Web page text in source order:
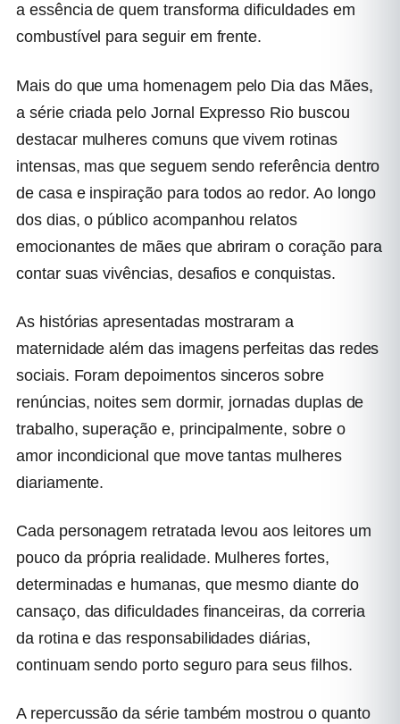
a essência de quem transforma dificuldades em
combustível para seguir em frente.
Mais do que uma homenagem pelo Dia das Mães,
a série criada pelo Jornal Expresso Rio buscou
destacar mulheres comuns que vivem rotinas
intensas, mas que seguem sendo referência dentro
de casa e inspiração para todos ao redor. Ao longo
dos dias, o público acompanhou relatos
emocionantes de mães que abriram o coração para
contar suas vivências, desafios e conquistas.
As histórias apresentadas mostraram a
maternidade além das imagens perfeitas das redes
sociais. Foram depoimentos sinceros sobre
renúncias, noites sem dormir, jornadas duplas de
trabalho, superação e, principalmente, sobre o
amor incondicional que move tantas mulheres
diariamente.
Cada personagem retratada levou aos leitores um
pouco da própria realidade. Mulheres fortes,
determinadas e humanas, que mesmo diante do
cansaço, das dificuldades financeiras, da correria
da rotina e das responsabilidades diárias,
continuam sendo porto seguro para seus filhos.
A repercussão da série também mostrou o quanto